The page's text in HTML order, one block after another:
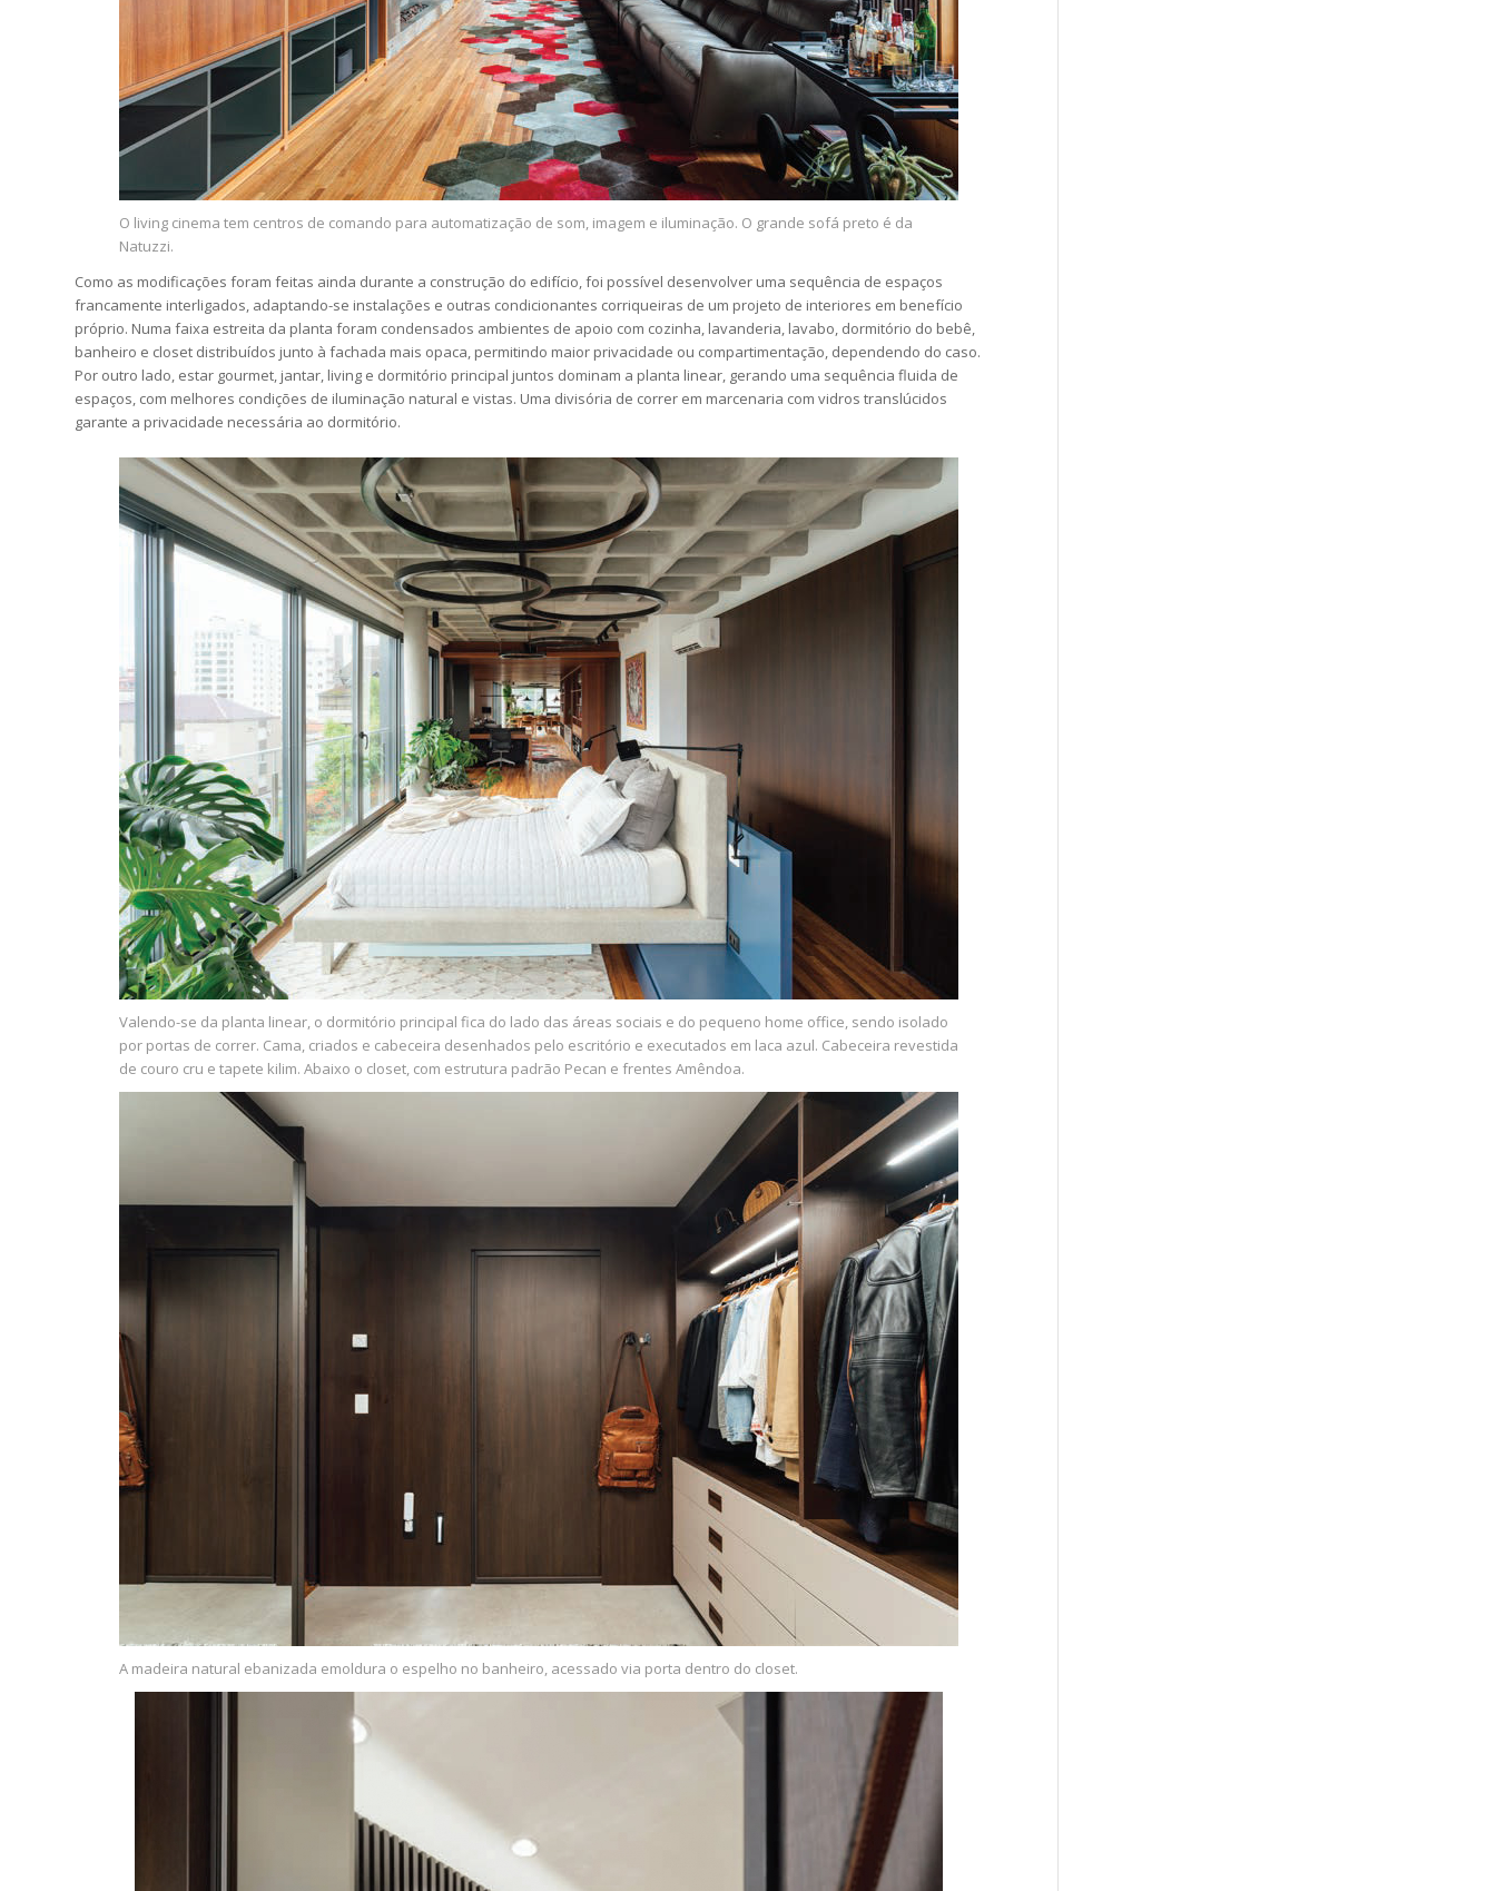
O living cinema tem centros de comando para automatização de som, imagem e iluminação. O grande sofá preto é da
Natuzzi.
Como as modificações foram feitas ainda durante a construção do edifício, foi possível desenvolver uma sequência de espaços
francamente interligados, adaptando-se instalações e outras condicionantes corriqueiras de um projeto de interiores em benefício
próprio. Numa faixa estreita da planta foram condensados ambientes de apoio com cozinha, lavanderia, lavabo, dormitório do bebê,
banheiro e closet distribuídos junto à fachada mais opaca, permitindo maior privacidade ou compartimentação, dependendo do caso.
Por outro lado, estar gourmet, jantar, living e dormitório principal juntos dominam a planta linear, gerando uma sequência fluida de
espaços, com melhores condições de iluminação natural e vistas. Uma divisória de correr em marcenaria com vidros translúcidos
garante a privacidade necessária ao dormitório.
Valendo-se da planta linear, o dormitório principal fica do lado das áreas sociais e do pequeno home office, sendo isolado
por portas de correr. Cama, criados e cabeceira desenhados pelo escritório e executados em laca azul. Cabeceira revestida
de couro cru e tapete kilim. Abaixo o closet, com estrutura padrão Pecan e frentes Amêndoa.
A madeira natural ebanizada emoldura o espelho no banheiro, acessado via porta dentro do closet.